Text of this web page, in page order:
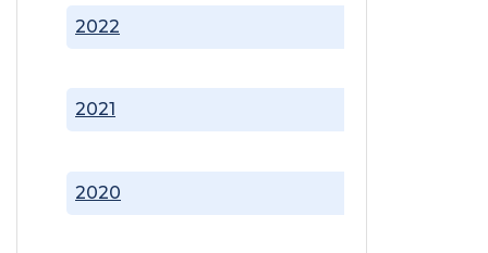
2020
2021
2022